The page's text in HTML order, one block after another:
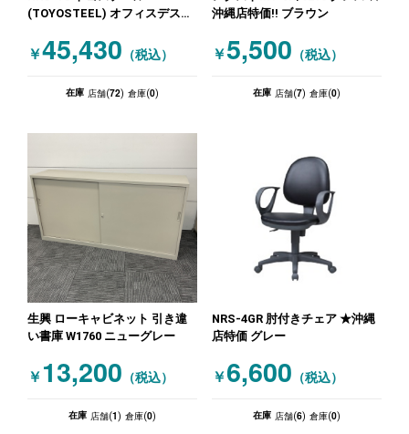
(TOYOSTEEL) オフィスデスク
ーグレー
￥45,430 （税込）
在庫 店舗(72) 倉庫(0)
沖縄店特価!! ブラウン
￥5,500 （税込）
在庫 店舗(7) 倉庫(0)
生興 ローキャビネット 引き違
い書庫 W1760 ニューグレー
￥ 13,200 （税込）
在庫 店舗(1) 倉庫(0)
NRS-4GR 肘付きチェア ★沖縄
店特価 グレー
￥6,600 （税込）
在庫 店舗(6) 倉庫(0)